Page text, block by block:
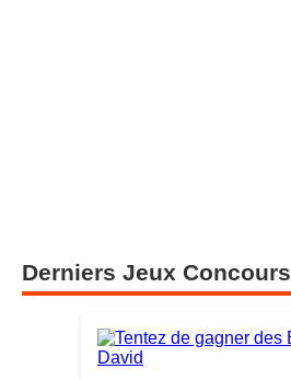
Derniers Jeux Concours